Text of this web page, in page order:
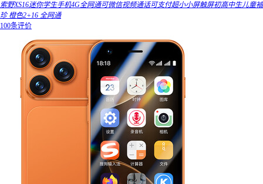
索野XS16迷你学生手机4G全网通可微信视频通话可支付超小小屏触屏初高中生儿童袖
珍 橙色2+16 全网通
100条评价